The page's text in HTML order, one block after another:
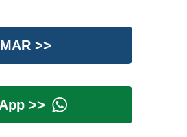
>>
>>